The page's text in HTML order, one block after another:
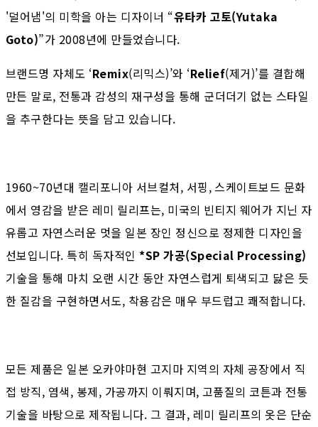
'덜어냄'의 미학을 아는 디자이너 “유타카 고토(Yutaka
Goto)”가 2008년에 만들었습니다.
브랜드명 자체도 ‘Remix(리믹스)’와 ‘Relief(제거)’를 결합해
만든 말로, 전통과 감성의 재구성을 통해 군더더기 없는 스타일
을 추구한다는 뜻을 담고 있습니다.
1960~70년대 캘리포니아 서브컬처, 서핑, 스케이트보드 문화
에서 영감을 받은 레미 릴리프는, 미국의 빈티지 웨어가 지닌 자
유롭고 자연스러운 멋을 일본 장인 정신으로 정제한 디자인을
선보입니다. 특히 독자적인 *SP 가공(Special Processing)
기술을 통해 마치 오랜 시간 동안 자연스럽게 퇴색되고 닳은 듯
한 질감을 구현하면서도, 착용감은 매우 부드럽고 쾌적합니다.
모든 제품은 일본 오카야마현 고지마 지역의 자체 공장에서 직
접 방직, 염색, 봉제, 가공까지 이뤄지며, 고품질의 코튼과 전통
기술을 바탕으로 제작됩니다. 그 결과, 레미 릴리프의 옷은 단순